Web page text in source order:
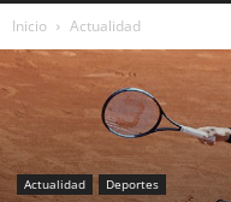
Inicio Actualidad
Actualidad Deportes